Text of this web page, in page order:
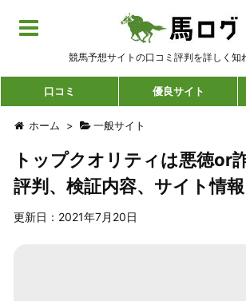
競馬予想サイトの口コミ評判を詳しく知
口コミ 優良サイト
ホーム > 一般サイト
トップクオリティは悪徳or
評判、検証内容、サイト情
更新日：2021年7月20日